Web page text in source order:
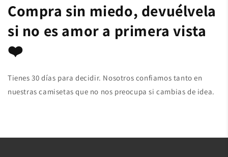
Compra sin miedo, devuélvela
si no es amor a primera vista
❤️
Tienes 30 días para decidir. Nosotros confiamos tanto en
nuestras camisetas que no nos preocupa si cambias de idea.